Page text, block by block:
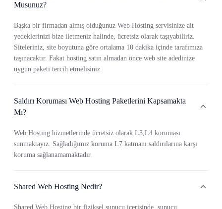
Musunuz?
Başka bir firmadan almış olduğunuz Web Hosting servisinize ait
yedeklerinizi bize iletmeniz halinde, ücretsiz olarak taşıyabiliriz.
Siteleriniz, site boyutuna göre ortalama 10 dakika içinde tarafımıza
taşınacaktır. Fakat hosting satın almadan önce web site adedinize
uygun paketi tercih etmelisiniz.
Saldırı Koruması Web Hosting Paketlerini Kapsamakta
Mı?
Web Hosting hizmetlerinde ücretsiz olarak L3,L4 koruması
sunmaktayız. Sağladığımız koruma L7 katmanı saldırılarına karşı
koruma sağlanamamaktadır.
Shared Web Hosting Nedir?
Shared Web Hosting bir fiziksel sunucu içerisinde, sunucu